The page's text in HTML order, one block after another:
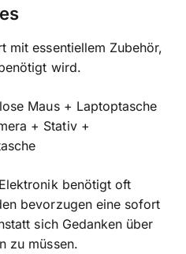
mit essentiellem Zubehör,
wird.
Maus + Laptoptasche
+ Stativ +
Elektronik benötigt oft
bevorzugen eine sofort
sich Gedanken über
zu müssen.